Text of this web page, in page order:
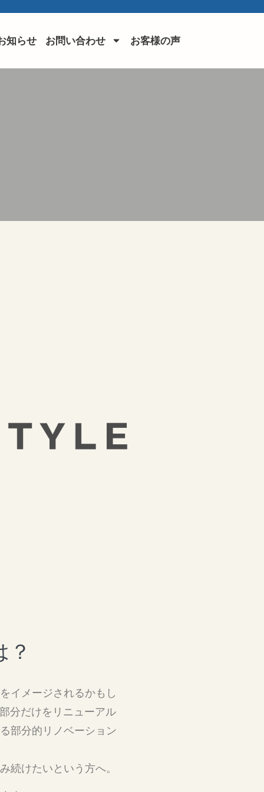
知らせ お問い合わせ お客様の声
？
イメージされるかもし
分だけをリニューアル
部分的リノベーション
続けたいという方へ。